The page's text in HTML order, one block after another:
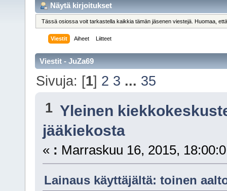
Näytä kirjoitukset
Tässä osiossa voit tarkastella kaikkia tämän jäsenen viestejä. Huomaa,
Viestit Aiheet Liitteet
Viestit - JuZa69
Sivuja: [1] 2 3 ... 35
1 Yleinen
jääkiekosta
« : Marraskuu 16, 2015,
Lainaus käyttäjältä: toinen